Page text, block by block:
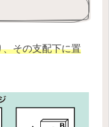
、その支配下に置